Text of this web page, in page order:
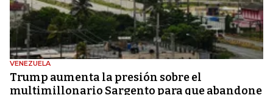
VENEZUELA
Trump aumenta la presión sobre el
multimillonario Sargento para que abandone